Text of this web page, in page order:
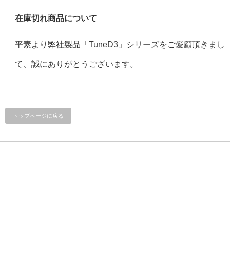
在庫切れ商品について
平素より弊社製品「TuneD3」シリーズをご愛顧頂きまし
て、誠にありがとうございます。
トップページに戻る